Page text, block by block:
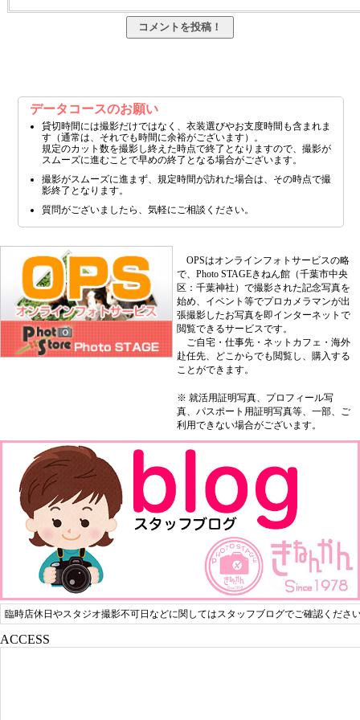
データコースのお願い
貸切時間には撮影だけではなく、衣装選びやお支度時間も含まれま
す（通常は、それでも時間に余裕がございます）。
規定のカット数を撮影し終えた時点で終了となりますので、撮影が
スムーズに進むことで早めの終了となる場合がございます。
撮影がスムーズに進まず、規定時間が訪れた場合は、その時点で撮
影終了となります。
質問がございましたら、気軽にご相談ください。
OPSはオンラインフォトサービスの略
で、Photo STAGEきねん館（千葉市中央
区：千葉神社）で撮影された記念写真を
始め、イベント等でプロカメラマンが出
張撮影したお写真を即インターネットで
閲覧できるサービスです。
ご自宅・仕事先・ネットカフェ・海外
赴任先、どこからでも閲覧し、購入する
ことができます。
※ 就活用証明写真、プロフィール写
真、パスポート用証明写真等、一部、ご
利用できない場合がございます。
臨時店休日やスタジオ撮影不可日などに関してはスタッフブログでご確認くださ
ACCESS